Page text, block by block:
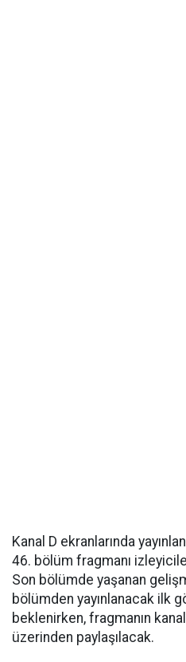
Kanal D ekranlarında
46. bölüm fragmanı
Son bölümde yaşanan
bölümden yayınlanacak ilk
beklenirken, fragmanın
üzerinden paylaşılacak.